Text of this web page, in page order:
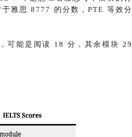
于雅思 8777 的分数，PTE 等效分
可能是阅读 18 分，其余模块 29